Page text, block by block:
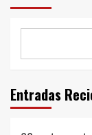
Entradas